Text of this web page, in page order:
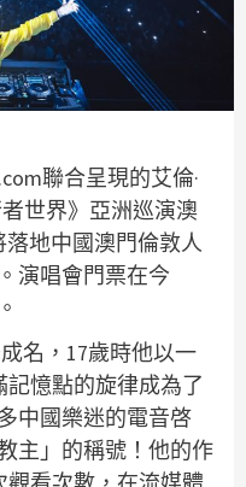
聯合呈現的艾倫·
世界》亞洲巡演澳
地中國澳門倫敦人
演唱會門票在今
名，17歲時他以一
記憶點的旋律成為了
中國樂迷的電音啓
主」的稱號！他的作